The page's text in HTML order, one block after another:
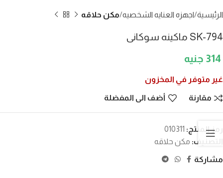
الرئيسية اجهزه العنايه الشخصيه مكن حلاقه
SK-794 ماكينه سوكانى
314
غير متوفر في المخزون
مقارنة أضف الى المفضلة
رمز المنتج: 010311
التصنيف: مكن حلاقه
مشاركة